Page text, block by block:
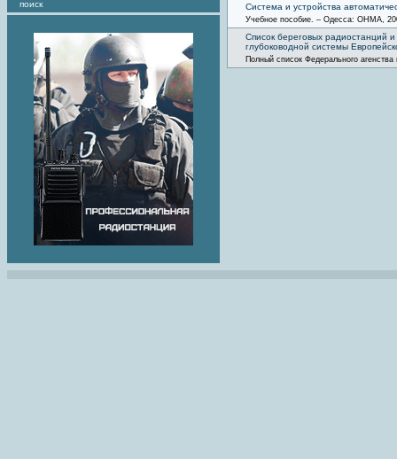
поиск
Система и устройства
Учебное пособие. – Одесса: ОНМА,
Список береговых радиостанций
глубоководной системы
Полный список Федерального